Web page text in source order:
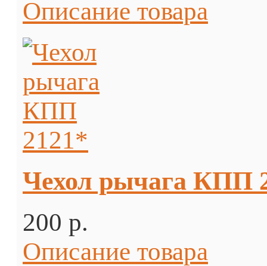
Описание товара
Чехол рычага КПП
200 p.
Описание товара